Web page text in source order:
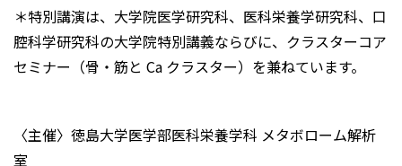
＊特別講演は、大学院医学研究科、医科栄養学研究科、口
腔科学研究科の大学院特別講義ならびに、クラスターコア
セミナー（骨・筋と Ca クラスター）を兼ねています。
〈主催〉徳島大学医学部医科栄養学科 メタボローム解析
室